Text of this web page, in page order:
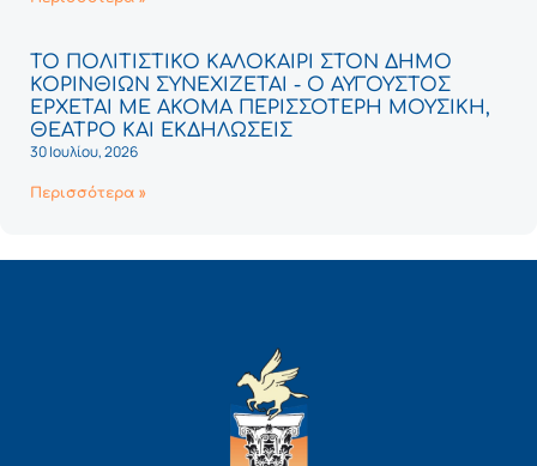
ΤΟ ΠΟΛΙΤΙΣΤΙΚΟ ΚΑΛΟΚΑΙΡΙ ΣΤΟΝ ΔΗΜΟ
ΚΟΡΙΝΘΙΩΝ ΣΥΝΕΧΙΖΕΤΑΙ - Ο ΑΥΓΟΥΣΤΟΣ
ΕΡΧΕΤΑΙ ΜΕ ΑΚΟΜΑ ΠΕΡΙΣΣΟΤΕΡΗ ΜΟΥΣΙΚΗ,
ΘΕΑΤΡΟ ΚΑΙ ΕΚΔΗΛΩΣΕΙΣ
30 Ιουλίου, 2026
Περισσότερα »